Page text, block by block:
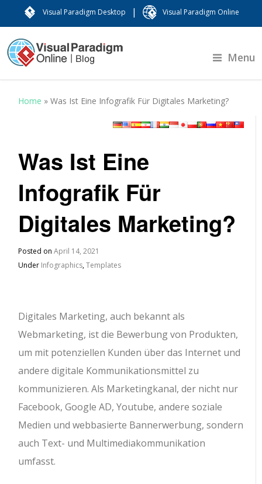
Visual Paradigm Desktop | Visual Paradigm Online
Menu
Home »Was Ist Eine Infografik Für Digitales Marketing?
Was Ist Eine
Infografik Für
Digitales Marketing?
Posted onApril 14, 2021
Under Infographics,Templates
Digitales Marketing, auch bekannt als
Webmarketing, ist die Bewerbung von Produkten,
um mit potenziellen Kunden über das Internet und
andere digitale Kommunikationsmittel zu
kommunizieren. Als Marketingkanal, der nicht nur
Facebook, Google AD, Youtube, andere soziale
Medien und webbasierte Bannerwerbung, sondern
auch Text- und Multimediakommunikation
umfasst.